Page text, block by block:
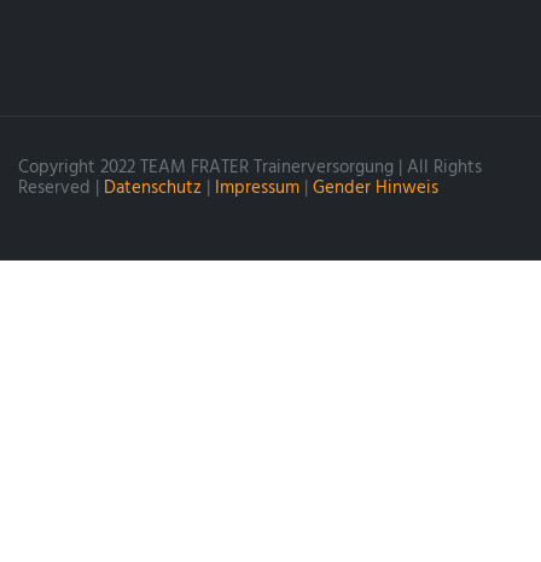
Copyright 2022 TEAM FRATER Trainerversorgung | All Rights
Reserved | Datenschutz | Impressum | Gender Hinweis